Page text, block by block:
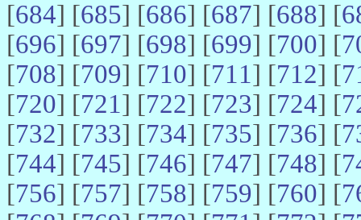
[684] [685] [686] [687] [688] [
[696] [697] [698] [699] [700] [
[708] [709] [710] [711] [712] [
[720] [721] [722] [723] [724] [
[732] [733] [734] [735] [736] [
[744] [745] [746] [747] [748] [
[756] [757] [758] [759] [760] [